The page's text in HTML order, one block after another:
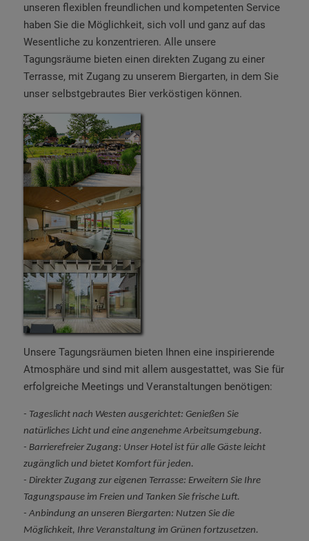
unseren flexiblen freundlichen und kompetenten Service
haben Sie die Möglichkeit, sich voll und ganz auf das
Wesentliche zu konzentrieren. Alle unsere
Tagungsräume bieten einen direkten Zugang zu einer
Terrasse, mit Zugang zu unserem Biergarten, in dem Sie
unser selbstgebrautes Bier verköstigen können.
Unsere Tagungsräumen bieten Ihnen eine inspirierende
Atmosphäre und sind mit allem ausgestattet, was Sie für
erfolgreiche Meetings und Veranstaltungen benötigen:
- Tageslicht nach Westen ausgerichtet: Genießen Sie
natürliches Licht und eine angenehme Arbeitsumgebung.
- Barrierefreier Zugang: Unser Hotel ist für alle Gäste leicht
zugänglich und bietet Komfort für jeden.
- Direkter Zugang zur eigenen Terrasse: Erweitern Sie Ihre
Tagungspause im Freien und Tanken Sie frische Luft.
- Anbindung an unseren Biergarten: Nutzen Sie die
Möglichkeit, Ihre Veranstaltung im Grünen fortzusetzen.